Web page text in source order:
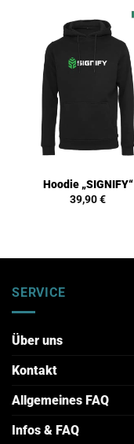
Hoodie „SIGNIFY“
39,90€
SERVICE
Über uns
Kontakt
Allgemeines FAQ
Infos & FAQ